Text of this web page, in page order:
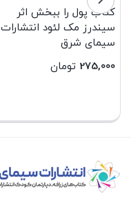
کتاب پول را ببخش اثر
سیندرز مک لئود انتشارات
سیمای شرق
275,000 تومان